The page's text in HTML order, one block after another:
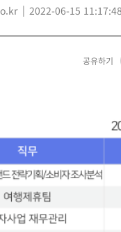
2022-06-15 11:17:48
공유하기